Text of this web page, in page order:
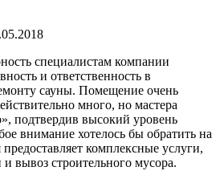
специалистам компании
и ответственность в
сауны. Помещение очень
много, но мастера
подтвердив высокий уровень
внимание хотелось бы обратить на
комплексные услуги,
и вывоз строительного мусора.